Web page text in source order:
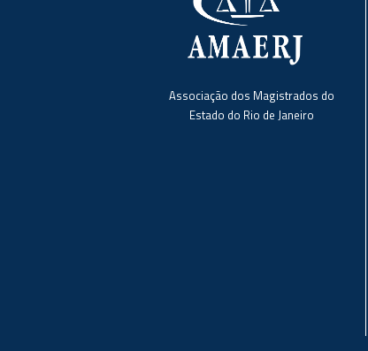
Associação dos Magistrados do
Estado do Rio de Janeiro